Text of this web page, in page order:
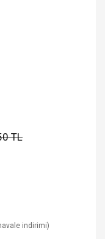
TL
indirimi)